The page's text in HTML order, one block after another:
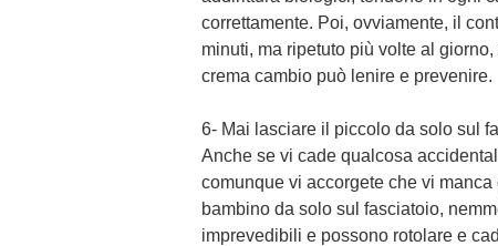
correttamente. Poi, ovviamente, il
minuti, ma ripetuto più volte al
crema cambio può lenire e prevenire.
6- Mai lasciare il piccolo da solo sul
Anche se vi cade qualcosa
comunque vi accorgete che vi
bambino da solo sul fasciatoio,
imprevedibili e possono rotolare e